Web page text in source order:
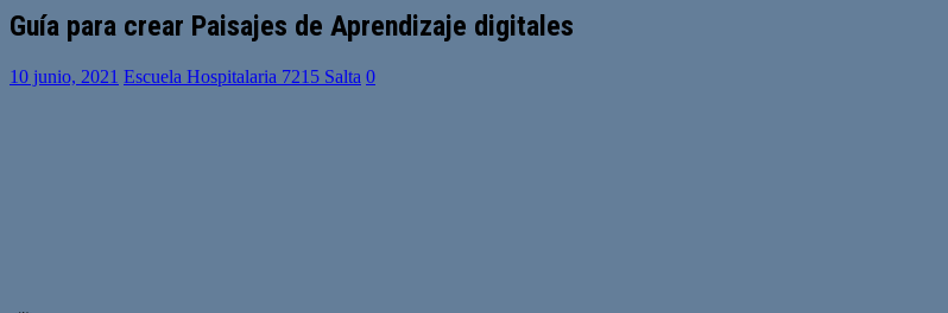
Guía para crear Paisajes de Aprendizaje digitales
10 junio, 2021 Escuela Hospitalaria 7215 Salta 0